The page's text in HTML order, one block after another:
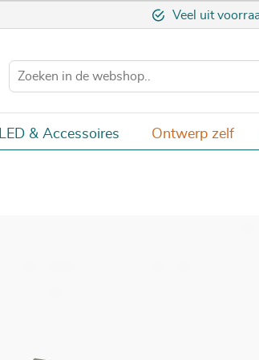
Veel uit
LED & Accessoires Ontwerp zelf